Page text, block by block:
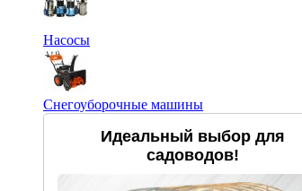
Насосы
Снегоуборочные машины
Идеальный выбор для
садоводов!